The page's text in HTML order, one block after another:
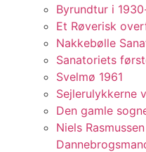
Byrundtur i
Et Røverisk
Nakkebølle
Sanatoriets
Svelmø 1961
Sejlerulykkerne
Den gamle
Niels